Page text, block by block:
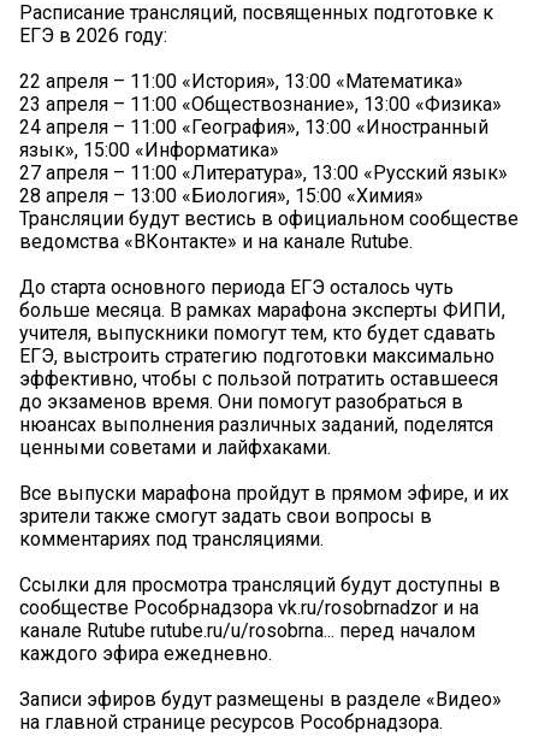
Расписание трансляций, посвященных подготовке к
ЕГЭ в 2026 году:
22 апреля – 11:00 «История», 13:00 «Математика»
23 апреля – 11:00 «Обществознание», 13:00 «Физика»
24 апреля – 11:00 «География», 13:00 «Иностранный
язык», 15:00 «Информатика»
27 апреля – 11:00 «Литература», 13:00 «Русский язык»
28 апреля – 13:00 «Биология», 15:00 «Химия»
Трансляции будут вестись в официальном сообществе
ведомства «ВКонтакте» и на канале Rutube.
До старта основного периода ЕГЭ осталось чуть
больше месяца. В рамках марафона эксперты ФИПИ,
учителя, выпускники помогут тем, кто будет сдавать
ЕГЭ, выстроить стратегию подготовки максимально
эффективно, чтобы с пользой потратить оставшееся
до экзаменов время. Они помогут разобраться в
нюансах выполнения различных заданий, поделятся
ценными советами и лайфхаками.
Все выпуски марафона пройдут в прямом эфире, и их
зрители также смогут задать свои вопросы в
комментариях под трансляциями.
Ссылки для просмотра трансляций будут доступны в
сообществе Рособрнадзора vk.ru/rosobrnadzor и на
канале Rutube rutube.ru/u/rosobrna... перед началом
каждого эфира ежедневно.
Записи эфиров будут размещены в разделе «Видео»
на главной странице ресурсов Рособрнадзора.